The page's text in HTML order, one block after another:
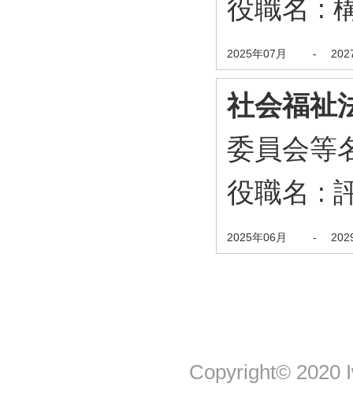
役職名 :
2025年07月 -
社会福
委員会等
役職名 :
2025年06月 -
Copyright© 2020